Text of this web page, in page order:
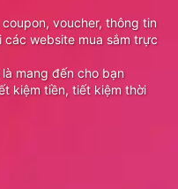
voucher, thông tin
các website mua sắm trực
mang đến cho bạn
kiệm tiền, tiết kiệm thời